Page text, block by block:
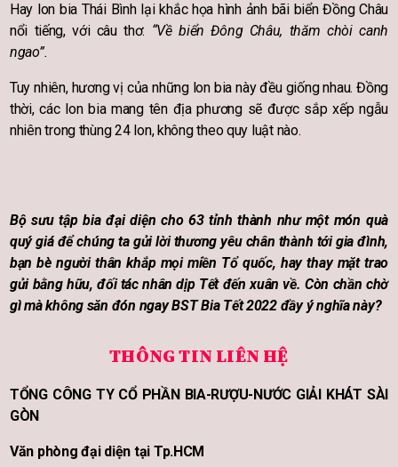
Hay lon bia Thái Bình lại khắc họa hình ảnh bãi biển Đồng Châu
nổi tiếng, với câu thơ: “Về biển Đông Châu, thăm chòi canh
ngao”.
Tuy nhiên, hương vị của những lon bia này đều giống nhau. Đồng
thời, các lon bia mang tên địa phương sẽ được sắp xếp ngẫu
nhiên trong thùng 24 lon, không theo quy luật nào.
Bộ sưu tập bia đại diện cho 63 tỉnh thành như một món quà
quý giá để chúng ta gửi lời thương yêu chân thành tới gia đình,
bạn bè người thân khắp mọi miền Tổ quốc, hay thay mặt trao
gửi bằng hữu, đối tác nhân dịp Tết đến xuân về. Còn chần chờ
gì mà không săn đón ngay BST Bia Tết 2022 đầy ý nghĩa này?
THÔNG TIN LIÊN HỆ
TỔNG CÔNG TY CỔ PHẦN BIA-RƯỢU-NƯỚC GIẢI KHÁT SÀI
GÒN
Văn phòng đại diện tại Tp.HCM